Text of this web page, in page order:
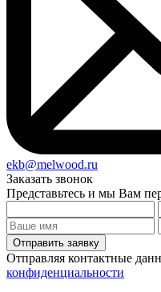
ekb@melwood.ru
Заказать звонок
Представьтесь и мы Вам
Отправляя контактные
конфиденциальности